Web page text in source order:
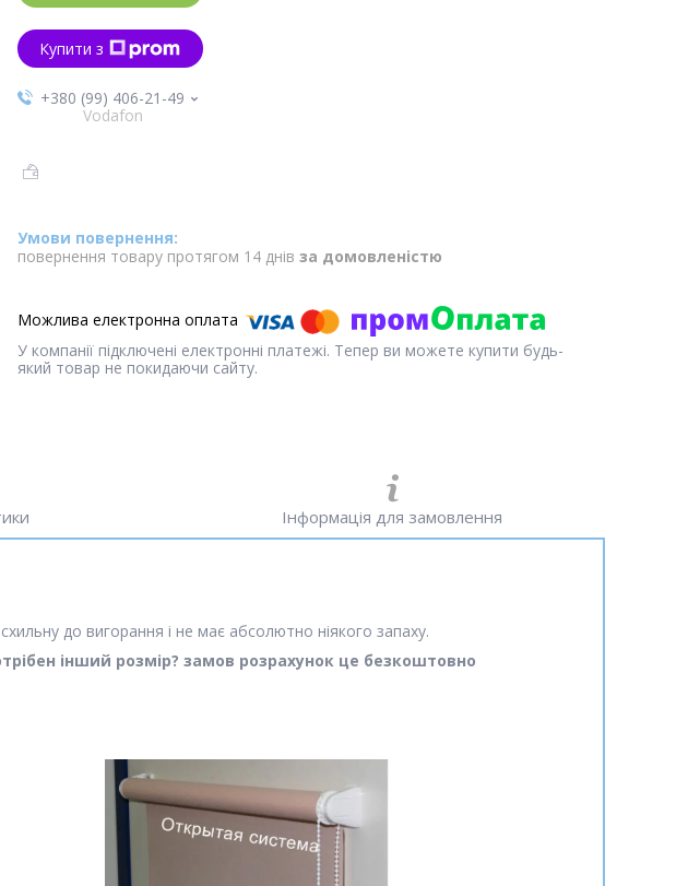
Купити з
+380 (99) 406-21-49
Vodafon
повернення товару протягом 14 днів за домовленістю
У компанії підключені електронні платежі. Тепер ви можете купити будь-
який товар не покидаючи сайту.
Інформація для замовлення
до вигорання і не має абсолютно ніякого запаху.
інший розмір? замов розрахунок це безкоштовно